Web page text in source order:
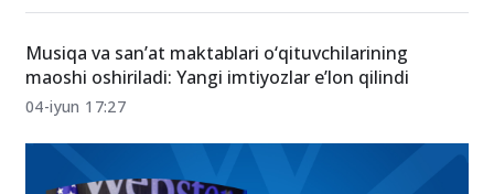
qaror nimalarni o‘zgartiradi?
06-iyun 15:14
04-iyun 17:27